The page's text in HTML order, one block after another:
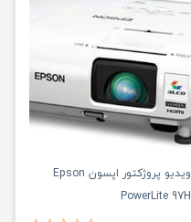
ویدیو پروژکتور اپسون Epson
PowerLite 97H